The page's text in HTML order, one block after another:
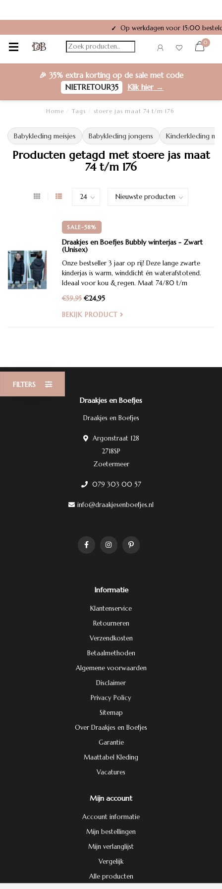
✓ Op werkdagen voor 15:00
0
🎉 35% extra kortingop de sale met code
NIETRETOUR35
Klik hier →
Home Tags stoere jas maat 74 t/m 176
Babykleding meisjes Babykleding jongens Kinderkleding
Producten getagd met stoere jas maat
74 t/m 176
FILTERS
SALE-58%
Draakjes en Boefjes Bubbly winterjas - Zwart
(Unisex)
Onze bestseller 3 jaar op rij! Deze lange zwarte
kinderjas is warm, winddicht én waterafstotend.
Ideaal voor kou & regen. Maat 74/80 t/m
€59,95 €24,95
BEKIJK PRODUCT
Draakjes en Boefjes
Draakjes en Boefjes
Argonstraat 128
2718SP
Zoetermeer
079 303 00 57
info@draakjesenboefjes.nl
Informatie
Klantenservice
Retourneren
Verzendkosten
Betaalmethoden
Algemene voorwaarden
Disclaimer
Privacy Policy
Sitemap
Over Draakjes en Boefjes
Garantie
Maattabel Kleding
Vacatures
Mijn account
Account informatie
Mijn bestellingen
Mijn verlanglijst
Vergelijk
Alle producten